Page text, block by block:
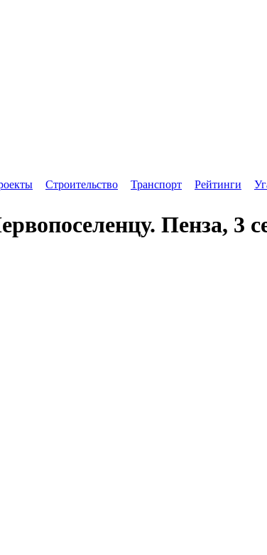
Строительство Транспорт Рейтинги
Пенза, 3